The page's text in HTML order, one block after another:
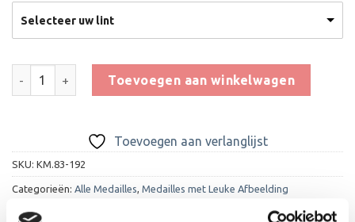
Selecteer uw lint
Medaille Teambuilding aantal
Toevoegen aan winkelwagen
Toevoegen aan verlanglijst
SKU: KM.83-192
Categorieën: Alle Medailles, Medailles met Leuke Afbeelding